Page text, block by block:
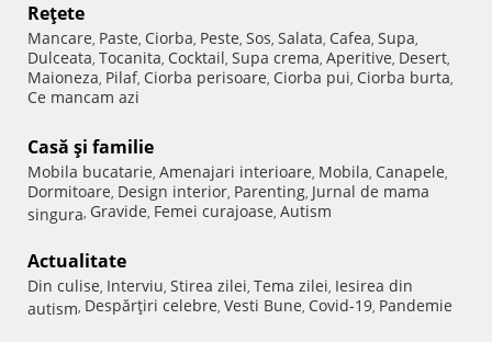
Reţete
Mancare, Paste, Ciorba, Peste, Sos, Salata, Cafea, Supa,
Dulceata, Tocanita, Cocktail, Supa crema, Aperitive, Desert,
Maioneza, Pilaf, Ciorba perisoare, Ciorba pui, Ciorba burta,
Ce mancam azi
Casă şi familie
Mobila bucatarie, Amenajari interioare, Mobila, Canapele,
Dormitoare, Design interior, Parenting, Jurnal de mama
singura, Gravide, Femei curajoase, Autism
Actualitate
Din culise, Interviu, Stirea zilei, Tema zilei, Iesirea din
autism, Despărţiri celebre, Vesti Bune, Covid-19, Pandemie